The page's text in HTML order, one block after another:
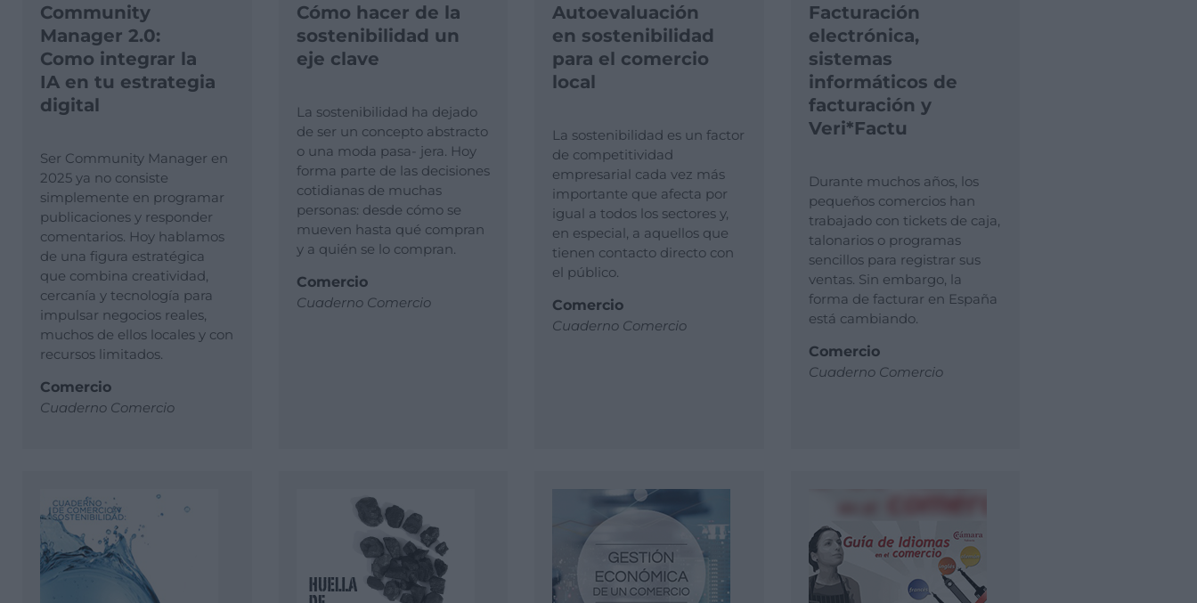
Community
Manager 2.0:
Como integrar la
IA en tu estrategia
digital
Ser Community Manager en
2025 ya no consiste
simplemente en programar
publicaciones y responder
comentarios. Hoy hablamos
de una figura estratégica
que combina creatividad,
cercanía y tecnología para
impulsar negocios reales,
muchos de ellos locales y con
recursos limitados.
Comercio
Cuaderno Comercio
Cómo hacer de la
sostenibilidad un
eje clave
La sostenibilidad ha dejado
de ser un concepto abstracto
o una moda pasa- jera. Hoy
forma parte de las decisiones
cotidianas de muchas
personas: desde cómo se
mueven hasta qué compran
y a quién se lo compran.
Comercio
Cuaderno Comercio
Autoevaluación
en sostenibilidad
para el comercio
local
La sostenibilidad es un factor
de competitividad
empresarial cada vez más
importante que afecta por
igual a todos los sectores y,
en especial, a aquellos que
tienen contacto directo con
el público.
Comercio
Cuaderno Comercio
Facturación
electrónica,
sistemas
informáticos de
facturación y
Veri*Factu
Durante muchos años, los
pequeños comercios han
trabajado con tickets de caja,
talonarios o programas
sencillos para registrar sus
ventas. Sin embargo, la
forma de facturar en España
está cambiando.
Comercio
Cuaderno Comercio